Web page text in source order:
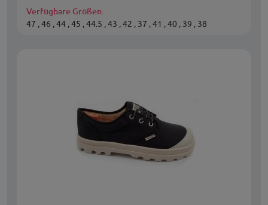
Verfügbare Größen:
47 , 46 , 44 , 45 , 44.5 , 43 , 42 , 37 , 41 , 40 , 39 , 38